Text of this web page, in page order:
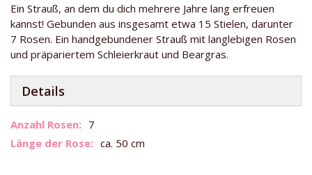
Ein Strauß, an dem du dich mehrere Jahre lang erfreuen
kannst! Gebunden aus insgesamt etwa 15 Stielen, darunter
7 Rosen. Ein handgebundener Strauß mit langlebigen Rosen
und präpariertem Schleierkraut und Beargras.
Details
Weitere
Informationen
7
ca. 50 cm